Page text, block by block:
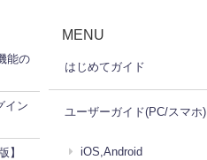
能の
イン
】
MENU
はじめてガイド
ユーザーガイド(PC/スマホ)
iOS,Android